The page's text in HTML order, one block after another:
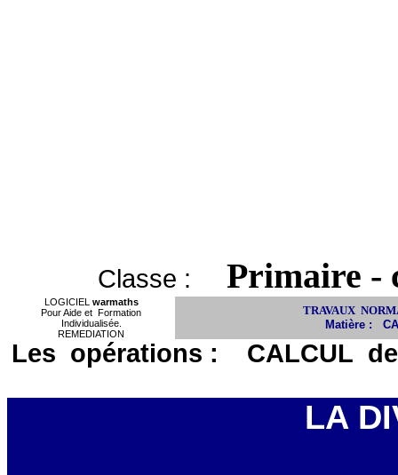
Classe : Primaire -
LOGICIEL warmaths
Pour Aide et Formation
Individualisée.
REMEDIATION
TRAVAUX
Matière :
Les opérations : CALCUL
LA